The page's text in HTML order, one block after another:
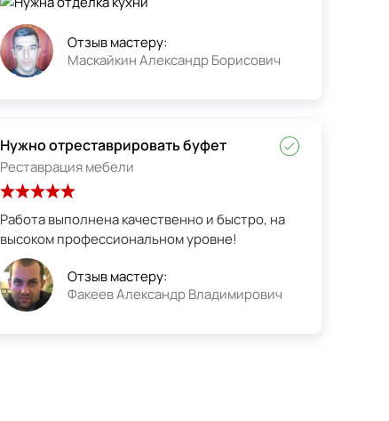
Отзыв мастеру:
Маскайкин Александр Борисович
Нужно отреставрировать буфет
Реставрация мебели
Работа выполнена качественно и быстро, на
высоком профессиональном уровне!
Отзыв мастеру:
Факеев Александр Владимирович